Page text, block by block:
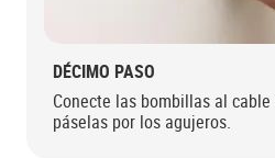
DÉCIMO PASO
Conecte las bombillas al
páselas por los agujeros.